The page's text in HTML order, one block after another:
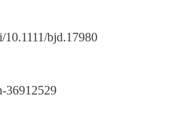
bjd.17980
36912529